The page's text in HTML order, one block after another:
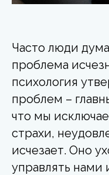
Часто люди
проблема
психология
проблем –
что мы
страхи,
исчезает. Оно
управлять нами